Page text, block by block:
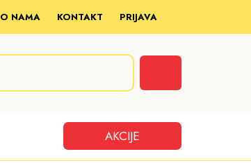
O NAMA KONTAKT PRIJAVA
AKCIJE